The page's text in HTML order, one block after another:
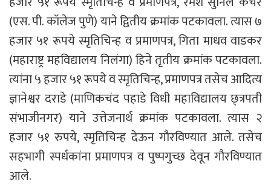
(एस. पी. कॉलेज पुणे) याने द्वितीय क्रमांक पटकावला. त्यास ७
हजार ५१ रूपये स्मृतिचिन्ह व प्रमाणपत्र, गिता माधव वाडकर
(महाराष्ट्र महविद्यालय निलंगा) हिने तृतीय क्रमांक पटकावला.
त्यांना ५ हजार ५१ रूपये व स्मृतिचिन्ह, प्रमाणपत्र तसेच आदित्य
ज्ञानेश्वर दराडे (माणिकचंद पहाडे विधी महाविद्यालय छ्त्रपती
संभाजीनगर) याने उत्तेजनार्थ क्रमांक पटकावला. त्यास २
हजार ५१ रुपये, स्मृतिचिन्ह देऊन गौरविण्यात आले. तसेच
सहभागी स्पर्धकांना प्रमाणपत्र व पुष्पगुच्छ देवून गौरविण्यात
आले.